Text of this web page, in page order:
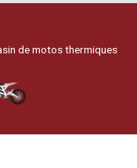
de motos thermiques